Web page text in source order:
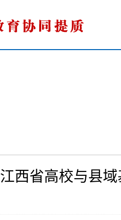
江西省高校与县